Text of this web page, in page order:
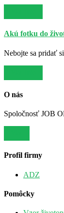
Akú fotku do
Nebojte sa pridať
O nás
Spoločnosť JOB
Profil firmy
ADZ
Pomôcky